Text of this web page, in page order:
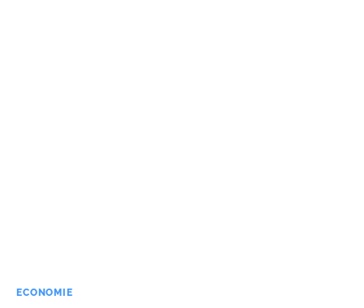
ECONOMIE